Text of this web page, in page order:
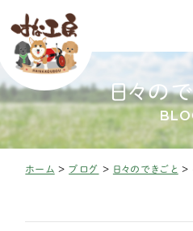
日々の
ホーム >ブログ > 日々のできごと >